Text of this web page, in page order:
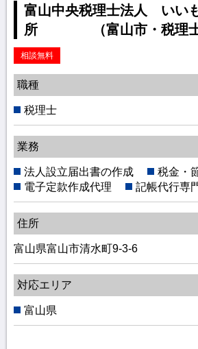
富山中央税理士法人 いい
所 （富山市・税理士
相談無料
職種
税理士
業務
法人設立届出書の作成
税金・
電子定款作成代理
記帳代行専
住所
富山県富山市清水町9-3-6
対応エリア
富山県